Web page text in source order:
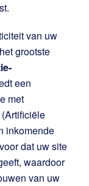
van uw
grootste
een
met
inkomende
dat uw site
waardoor
van uw